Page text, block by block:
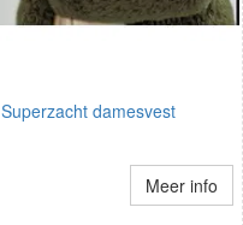
Superzacht damesvest
Meer info